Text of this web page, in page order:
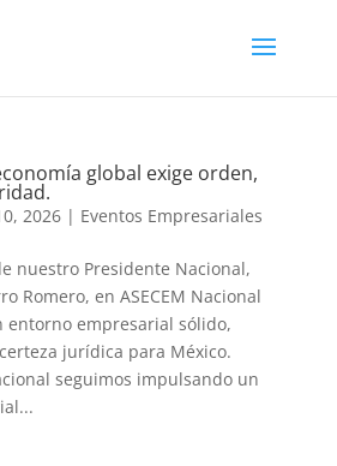
global exige orden,
2026| Eventos Empresariales
nuestro Presidente Nacional,
Romero, en ASECEM Nacional
entorno empresarial sólido,
jurídica para México.
seguimos impulsando un